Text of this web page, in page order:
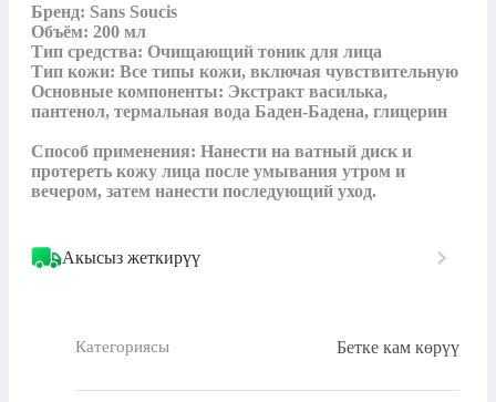
Бренд: Sans Soucis
Объём: 200 мл
Тип средства: Очищающий тоник для лица
Тип кожи: Все типы кожи, включая чувствительную
Основные компоненты: Экстракт василька,
пантенол, термальная вода Баден-Бадена, глицерин
Способ применения: Нанести на ватный диск и
протереть кожу лица после умывания утром и
вечером, затем нанести последующий уход.
Акысыз жеткирүү
Категориясы Бетке кам көрүү